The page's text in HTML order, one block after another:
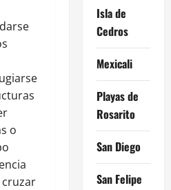
o
cruzar
Isla de
Cedros
Mexicali
Playas de
Rosarito
San Diego
San Felipe